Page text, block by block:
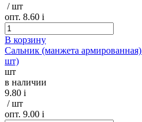
/ шт
опт. 8.60 i
В корзину
Сальник (манжета
шт)
шт
в наличии
9.80 i
/ шт
опт. 9.00 i